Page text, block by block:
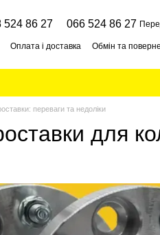
524 86 27 066 524 86 27
Оплата і доставка Обмін та
переваги та недоліки
для